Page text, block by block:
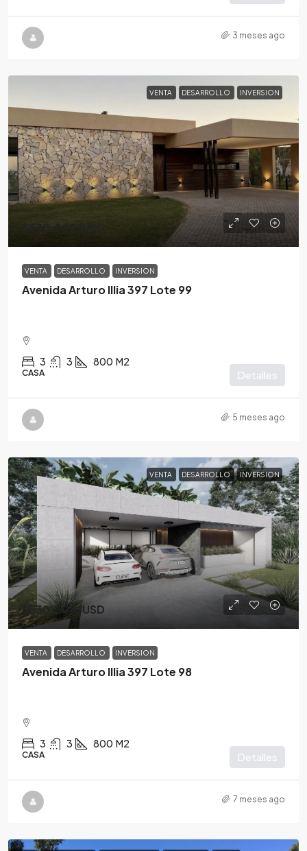
3 meses ago
VENTA DESARROLLO INVERSION
$530,000
VENTA DESARROLLO INVERSION
Avenida Arturo Illia 397 Lote 99
3 3 800 M2
CASA Detalles
5 meses ago
VENTA DESARROLLO INVERSION
$530,000/USD
VENTA DESARROLLO INVERSION
Avenida Arturo Illia 397 Lote 98
3 3 800 M2
CASA Detalles
7 meses ago